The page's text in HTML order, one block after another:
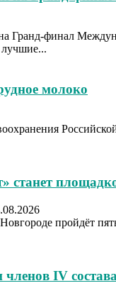
Гранд-финал
лучшие...
молоко
пройдёт
IV